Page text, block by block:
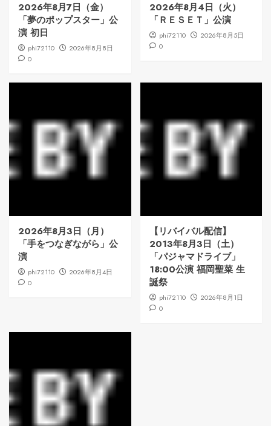
2026年8月7日（金）
「夢のポップスター」公
演 初日
phi72110
2026年8月8日
0
2026年8月4日（火）
「ＲＥＳＥＴ」公演
phi72110
2026年8月5日
0
2026年8月3日（月）
「手をつなぎながら」公
演
phi72110
2026年8月4日
0
【リバイバル配信】
2013年8月3日（土）
「パジャマドライブ」
18:00公演 福岡聖菜 生
誕祭
phi72110
2026年8月1日
0